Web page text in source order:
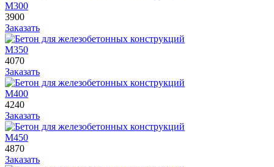
М300
3900
Заказать
М350
4070
Заказать
М400
4240
Заказать
М450
4870
Заказать